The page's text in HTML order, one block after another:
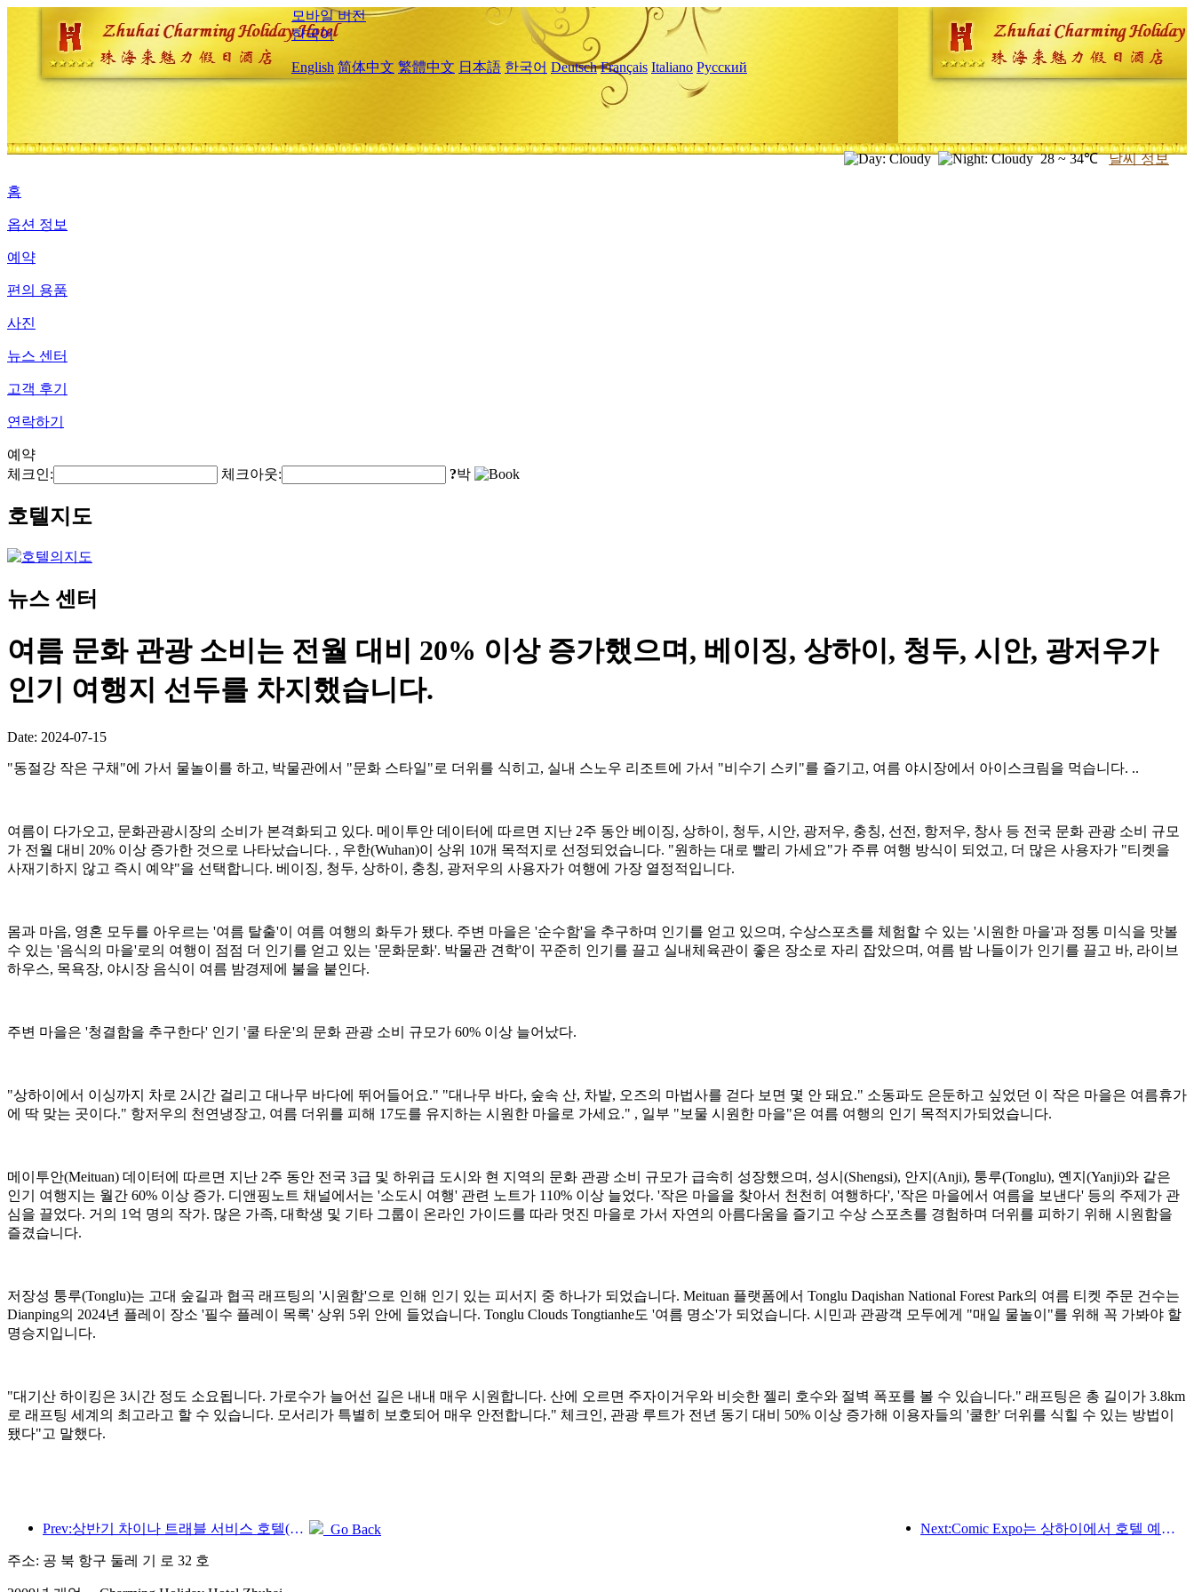
모바일 버전
한국어
English 简体中文 繁體中文 日本語 한국어 Deutsch Français Italiano Русский
28 ~ 34℃ 날씨 정보
홈
옵션 정보
예약
편의 용품
사진
뉴스 센터
고객 후기
연락하기
예약
체크인:
체크아웃: ?박
호텔지도
뉴스 센터
여름 문화 관광 소비는 전월 대비 20% 이상 증가했으며, 베이징, 상하이, 청두, 시안, 광저우가
인기 여행지 선두를 차지했습니다.
Date: 2024-07-15
"동절강 작은 구채"에 가서 물놀이를 하고, 박물관에서 "문화 스타일"로 더위를 식히고, 실내 스노우 리조트에 가서 "비수기 스키"를 즐기고, 여름 야시장에서 아이스크림을 먹습니다. ..
여름이 다가오고, 문화관광시장의 소비가 본격화되고 있다. 메이투안 데이터에 따르면 지난 2주 동안 베이징, 상하이, 청두, 시안, 광저우, 충칭, 선전, 항저우, 창사 등 전국 문화 관광 소비 규모
가 전월 대비 20% 이상 증가한 것으로 나타났습니다. , 우한(Wuhan)이 상위 10개 목적지로 선정되었습니다. "원하는 대로 빨리 가세요"가 주류 여행 방식이 되었고, 더 많은 사용자가 "티켓을
사재기하지 않고 즉시 예약"을 선택합니다. 베이징, 청두, 상하이, 충칭, 광저우의 사용자가 여행에 가장 열정적입니다.
몸과 마음, 영혼 모두를 아우르는 '여름 탈출'이 여름 여행의 화두가 됐다. 주변 마을은 '순수함'을 추구하며 인기를 얻고 있으며, 수상스포츠를 체험할 수 있는 '시원한 마을'과 정통 미식을 맛볼
수 있는 '음식의 마을'로의 여행이 점점 더 인기를 얻고 있는 '문화문화'. 박물관 견학'이 꾸준히 인기를 끌고 실내체육관이 좋은 장소로 자리 잡았으며, 여름 밤 나들이가 인기를 끌고 바, 라이브
하우스, 목욕장, 야시장 음식이 여름 밤경제에 불을 붙인다.
주변 마을은 '청결함을 추구한다' 인기 '쿨 타운'의 문화 관광 소비 규모가 60% 이상 늘어났다.
"상하이에서 이싱까지 차로 2시간 걸리고 대나무 바다에 뛰어들어요." "대나무 바다, 숲속 산, 차밭, 오즈의 마법사를 걷다 보면 몇 안 돼요." 소동파도 은둔하고 싶었던 이 작은 마을은 여름휴가
에 딱 맞는 곳이다." 항저우의 천연냉장고, 여름 더위를 피해 17도를 유지하는 시원한 마을로 가세요." , 일부 "보물 시원한 마을"은 여름 여행의 인기 목적지가되었습니다.
메이투안(Meituan) 데이터에 따르면 지난 2주 동안 전국 3급 및 하위급 도시와 현 지역의 문화 관광 소비 규모가 급속히 성장했으며, 성시(Shengsi), 안지(Anji), 퉁루(Tonglu), 옌지(Yanji)와 같은
인기 여행지는 월간 60% 이상 증가. 디앤핑노트 채널에서는 '소도시 여행' 관련 노트가 110% 이상 늘었다. '작은 마을을 찾아서 천천히 여행하다', '작은 마을에서 여름을 보낸다' 등의 주제가 관
심을 끌었다. 거의 1억 명의 작가. 많은 가족, 대학생 및 기타 그룹이 온라인 가이드를 따라 멋진 마을로 가서 자연의 아름다움을 즐기고 수상 스포츠를 경험하며 더위를 피하기 위해 시원함을
즐겼습니다.
저장성 퉁루(Tonglu)는 고대 숲길과 협곡 래프팅의 '시원함'으로 인해 인기 있는 피서지 중 하나가 되었습니다. Meituan 플랫폼에서 Tonglu Daqishan National Forest Park의 여름 티켓 주문 건수는
Dianping의 2024년 플레이 장소 '필수 플레이 목록' 상위 5위 안에 들었습니다. Tonglu Clouds Tongtianhe도 '여름 명소'가 되었습니다. 시민과 관광객 모두에게 "매일 물놀이"를 위해 꼭 가봐야 할
명승지입니다.
"대기산 하이킹은 3시간 정도 소요됩니다. 가로수가 늘어선 길은 내내 매우 시원합니다. 산에 오르면 주자이거우와 비슷한 젤리 호수와 절벽 폭포를 볼 수 있습니다." 래프팅은 총 길이가 3.8km
로 래프팅 세계의 최고라고 할 수 있습니다. 모서리가 특별히 보호되어 매우 안전합니다." 체크인, 관광 루트가 전년 동기 대비 50% 이상 증가해 이용자들의 '쿨한' 더위를 식힐 수 있는 방법이
됐다"고 말했다.
Prev:상반기 차이나 트래블 서비스 호텔(China Travel Service Hotels) 본토 호텔의 외국인 손님 수는 전년 동기 대비 67% 증가했다. Next:Comic Expo는 상하이에서 호텔 예약 붐을 촉발했으며 일부 호텔의 검색량이 거의 360% 급증했습니다.
Go Back
주소: 공 북 항구 둘레 기 로 32 호